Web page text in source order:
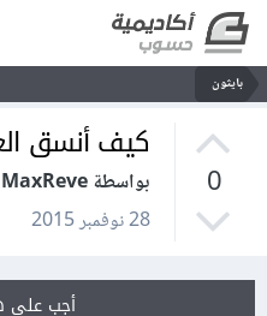
بايثون
0
كيف أنسق
بواسطة MaxReve
28 نوفمبر 2015
أجب على